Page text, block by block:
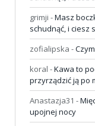
grimji -Masz
schudnąć, i ciesz
zofialipska -
koral -Kawa to
przyrządzić ją po
Anastazja31 -
upojnej nocy